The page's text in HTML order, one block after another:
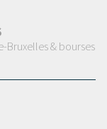
Bruxelles & bourses